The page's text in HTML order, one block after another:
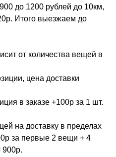
до 1200 рублей до 10км,
Итого выезжаем до
от количества вещей в
цена доставки
в заказе +100р за 1 шт.
на доставку в пределах
за первые 2 вещи + 4
900р.